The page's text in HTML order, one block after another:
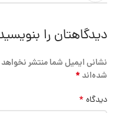
دیدگاهتان را
نشانی ایمیل شما منتشر
شده‌اند*
دیدگاه *